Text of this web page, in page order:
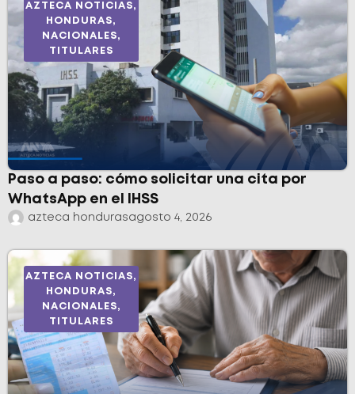
AZTECA NOTICIAS,
HONDURAS,
NACIONALES,
TITULARES
Paso a paso: cómo solicitar una cita por
WhatsApp en el IHSS
azteca hondurasagosto 4, 2026
AZTECA NOTICIAS,
HONDURAS,
NACIONALES,
TITULARES